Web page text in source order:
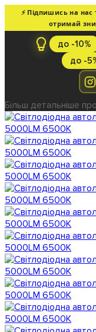
⚡ Підпишись на
отримай
до -10%
до -
Більш детальніше